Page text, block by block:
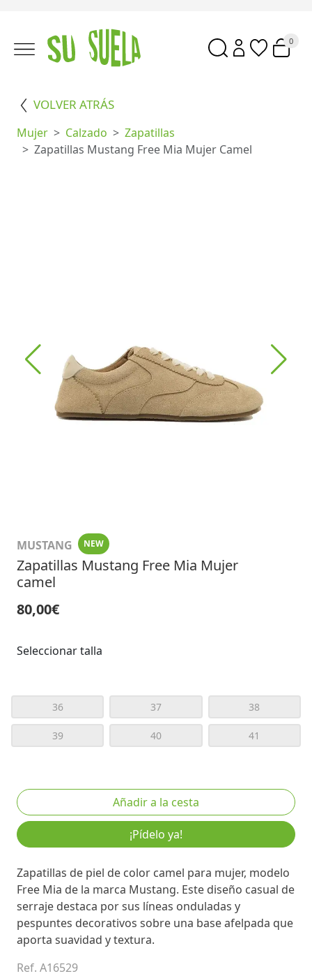
0
VOLVER ATRÁS
Mujer Calzado
Zapatillas
Zapatillas Mustang Free Mia Mujer Camel
MUSTANG NEW
Zapatillas Mustang Free Mia Mujer
camel
80,00€
Seleccionar talla
36 37 38
39 40 41
¡Pídelo ya!
Zapatillas de piel de color camel para mujer, modelo
Free Mia de la marca Mustang. Este diseño casual de
serraje destaca por sus líneas onduladas y
pespuntes decorativos sobre una base afelpada que
aporta suavidad y textura.
Ref. A16529